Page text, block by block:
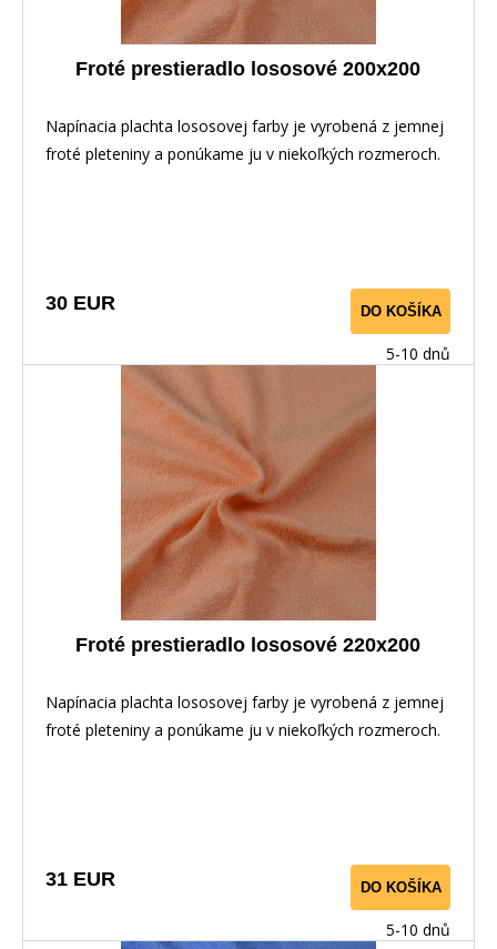
Froté prestieradlo lososové 200x200
Napínacia plachta lososovej farby je vyrobená z jemnej
froté pleteniny a ponúkame ju v niekoľkých rozmeroch.
30 EUR DO KOŠÍKA
5-10 dnů
Froté prestieradlo lososové 220x200
Napínacia plachta lososovej farby je vyrobená z jemnej
froté pleteniny a ponúkame ju v niekoľkých rozmeroch.
31 EUR DO KOŠÍKA
5-10 dnů